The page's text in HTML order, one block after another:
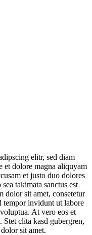
elitr, sed diam
et dolore magna aliquyam
et justo duo dolores
takimata sanctus est
dolor sit amet, consetetur
tempor invidunt ut labore
At vero eos et
Stet clita kasd gubergren,
sit amet.